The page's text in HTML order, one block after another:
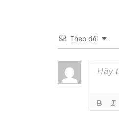
Theo dõi